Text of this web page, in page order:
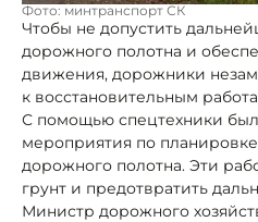
Фото: минтранспорт СК
Чтобы не допустить
дорожного полотна и
движения, дорожники
к восстановительным
С помощью спецтехники
мероприятия по
дорожного полотна. Эти
грунт и предотвратить
Министр дорожного